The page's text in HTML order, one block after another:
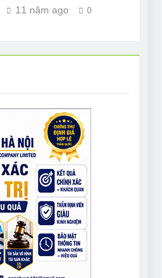
11 năm ago 0